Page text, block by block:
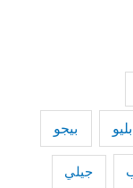
بيجو
جيلي